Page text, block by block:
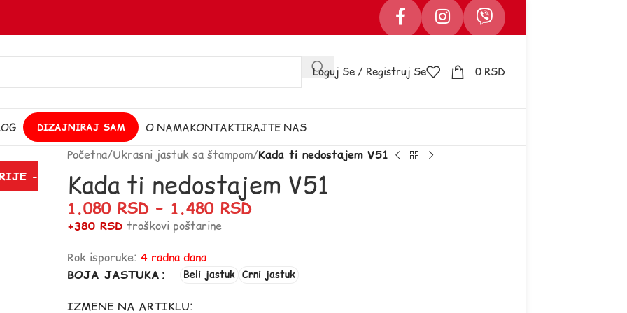
Loguj Se / Registruj Se 0 RSD
DIZAJNIRAJ SAM O NAMAKONTAKTIRAJTE NAS
-
Početna/Ukrasni jastuk sa štampom/Kada ti nedostajem V51
Kada ti nedostajem V51
1.080 RSD – 1.480 RSD
+380 RSD troškovi poštarine
Rok isporuke: 4 radna dana
BOJA JASTUKA
Beli jastuk Crni jastuk
IZMENE NA ARTIKLU: